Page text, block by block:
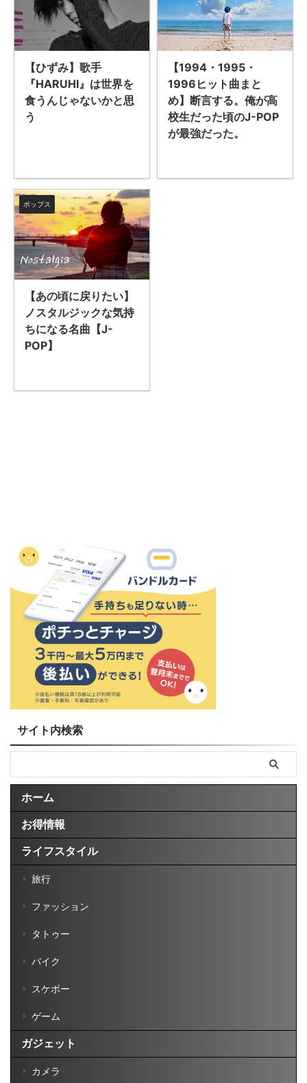
【ひずみ】歌手
『HARUHI』は世界を
食うんじゃないかと思
う
【1994・1995・
1996ヒット曲まと
め】断言する。俺が高
校生だった頃のJ-POP
が最強だった。
ポップス
【あの頃に戻りたい】
ノスタルジックな気持
ちになる名曲【J-
POP】
サイト内検索
ホーム
お得情報
ライフスタイル
旅行
ファッション
タトゥー
バイク
スケボー
ゲーム
ガジェット
カメラ